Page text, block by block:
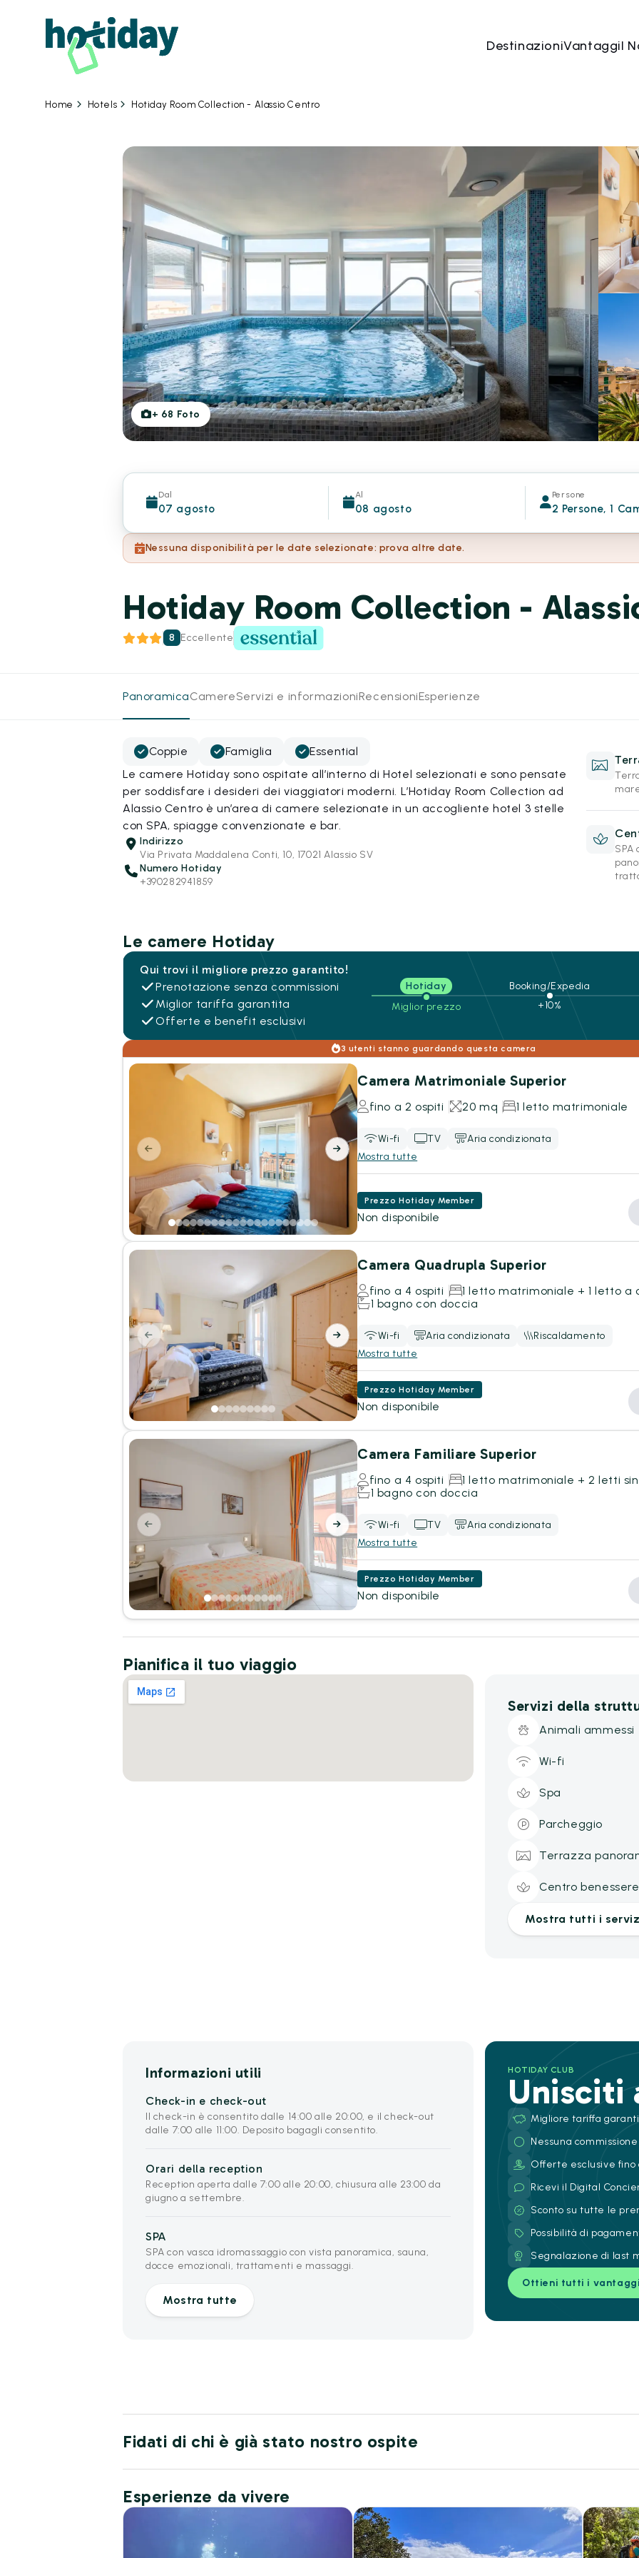
DestinazioniVantaggiI
Home Hotels Hotiday Room Collection - Alassio Centro
+ 68 Foto
Dal
07 agosto
Al
08 agosto
Persone
2 Persone, 1
Nessuna disponibilità per le date selezionate: prova altre date.
Hotiday Room Collection -
8 Eccellente
PanoramicaCamereServizi e informazioniRecensioniEsperienze
Coppie Famiglia
Essential
Le camere Hotiday sono ospitate all’interno di Hotel selezionati e sono pensate
per soddisfare i desideri dei viaggiatori moderni. L’Hotiday Room Collection ad
Alassio Centro è un’area di camere selezionate in un accogliente hotel 3 stelle
con SPA, spiagge convenzionate e bar.
Indirizzo
Via Privata Maddalena Conti, 10, 17021 Alassio SV
Numero Hotiday
+390282941859
SPA
Le camere Hotiday
Qui trovi il migliore prezzo garantito!
Prenotazione senza commissioni
Miglior tariffa garantita
Offerte e benefit esclusivi
Hotiday
Miglior prezzo
Booking/Expedia
+10%
3 utenti stanno guardando questa camera
Camera Matrimoniale Superior
fino a 2 ospiti 20 mq 1 letto matrimoniale
Wi-fi TV
Aria condizionata
Mostra tutte
Prezzo Hotiday Member
Non disponibile
Camera Quadrupla Superior
fino a 4 ospiti
1 letto matrimoniale + 1 letto a
1 bagno con doccia
Wi-fi Aria condizionata
Riscaldamento
Mostra tutte
Prezzo Hotiday Member
Non disponibile
Camera Familiare Superior
fino a 4 ospiti
1 letto matrimoniale + 2 letti
1 bagno con doccia
Wi-fi TV
Aria condizionata
Mostra tutte
Prezzo Hotiday Member
Non disponibile
Pianifica il tuo viaggio
Servizi della
Animali ammessi
Wi-fi
Spa
Parcheggio
Terrazza
Centro benessere
Mostra tutti i
Informazioni utili
Check-in e check-out
Il check-in è consentito dalle 14:00 alle 20:00, e il check-out
dalle 7:00 alle 11:00. Deposito bagagli consentito.
Orari della reception
Reception aperta dalle 7:00 alle 20:00, chiusura alle 23:00 da
giugno a settembre.
SPA
SPA con vasca idromassaggio con vista panoramica, sauna,
docce emozionali, trattamenti e massaggi.
Mostra tutte
HOTIDAY CLUB
Unisciti
Migliore tariffa
Nessuna commissione
Offerte esclusive fino
Ricevi il Digital
Sconto su tutte le
Possibilità di
Segnalazione di last
Ottieni tutti i
Fidati di chi è già stato nostro ospite
Esperienze da vivere
07 ago